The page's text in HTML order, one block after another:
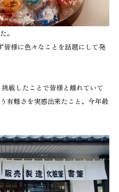
。
皆様に色々なことを話題にして発
戦したことで皆様と離れていて
有難さを実感出来たこと、今年最